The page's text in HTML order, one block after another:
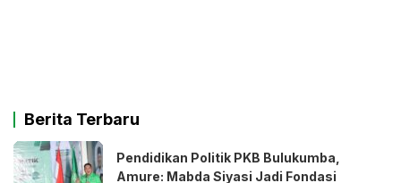
Berita Terbaru
Pendidikan Politik PKB Bulukumba,
Amure: Mabda Siyasi Jadi Fondasi